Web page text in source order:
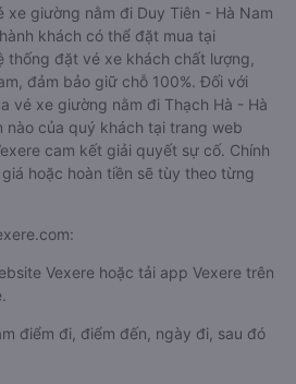
xe giường nằm đi Duy Tiên - Hà Nam
khách có thể đặt mua tại
thống đặt vé xe khách chất lượng,
đảm bảo giữ chỗ 100%. Đối với
vé xe giường nằm đi Thạch Hà - Hà
nào của quý khách tại trang web
cam kết giải quyết sự cố. Chính
hoặc hoàn tiền sẽ tùy theo từng
Vexere hoặc tải app Vexere trên
điểm đi, điểm đến, ngày đi, sau đó